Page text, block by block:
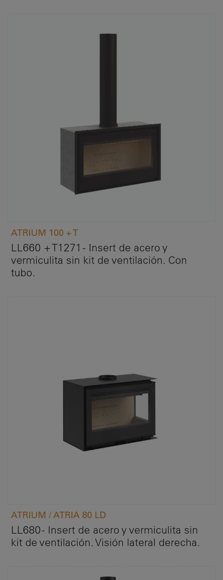
ATRIUM 100 + T
LL660 + T1271 - Insert de acero y
vermiculita sin kit de ventilación. Con
tubo.
ATRIUM / ATRIA 80 LD
LL680 - Insert de acero y vermiculita sin
kit de ventilación. Visión lateral derecha.